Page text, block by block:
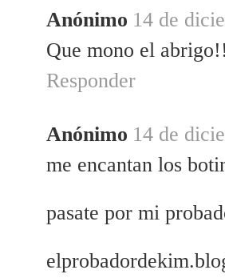
Anónimo 14 de
Que mono el
Responder
Anónimo 14 de
me encantan los
pasate por mi